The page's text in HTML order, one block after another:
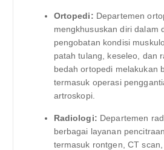
Ortopedi: Departemen
mengkhususkan diri dalam
pengobatan kondisi
patah tulang, keseleo, dan
bedah ortopedi melakukan
termasuk operasi
artroskopi.
Radiologi: Departemen
berbagai layanan
termasuk rontgen, CT